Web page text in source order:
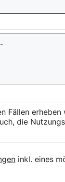
Fällen
die
inkl. eines